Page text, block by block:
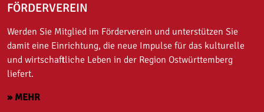
FÖRDERVEREIN
Werden Sie Mitglied im Förderverein und unterstützen Sie
damit eine Einrichtung, die neue Impulse für das kulturelle
und wirtschaftliche Leben in der Region Ostwürttemberg
liefert.
» MEHR